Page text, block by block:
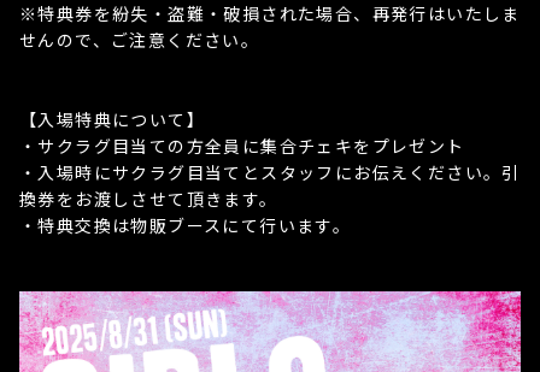
※特典券を紛失・盗難・破損された場合、再発行はいたしま
せんので、ご注意ください。
【入場特典について】
・サクラグ目当ての方全員に集合チェキをプレゼント
・入場時にサクラグ目当てとスタッフにお伝えください。引
換券をお渡しさせて頂きます。
・特典交換は物販ブースにて行います。